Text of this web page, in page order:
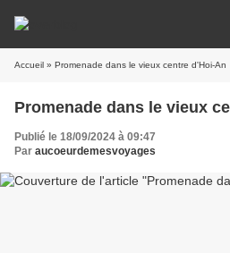
Accueil » Promenade dans le vieux centre d'Hoi-An
Promenade dans le vieux
Publié le 18/09/2024 à 09:47
Par aucoeurdemesvoyages